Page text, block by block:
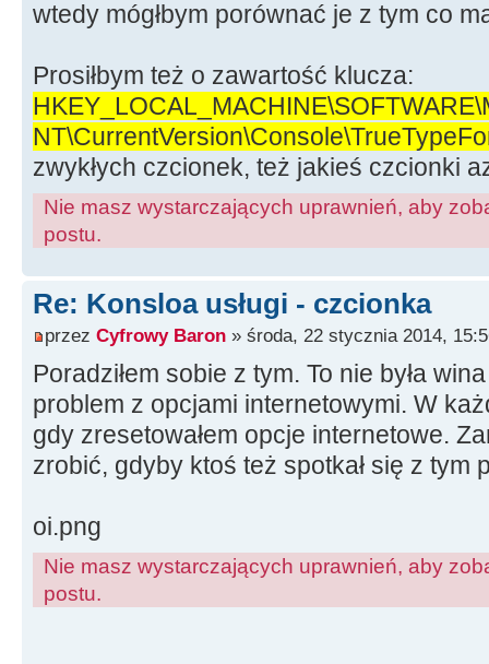
wtedy mógłbym porównać je z tym co
Prosiłbym też o zawartość klucza:
zwykłych czcionek, też jakieś czcionki
Nie masz wystarczających uprawnień, aby
postu.
Re: Konsloa usługi - czcionka
przez Cyfrowy Baron » środa, 22 stycznia 2014,
Poradziłem sobie z tym. To nie była
problem z opcjami internetowymi. W
gdy zresetowałem opcje internetowe.
zrobić, gdyby ktoś też spotkał się z tym
oi.png
Nie masz wystarczających uprawnień, aby
postu.